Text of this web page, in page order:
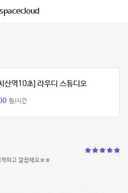
spacecloud
산역10초] 라우디 스튜디오
원/시간
하고 깔끔해요ㅎㅎ